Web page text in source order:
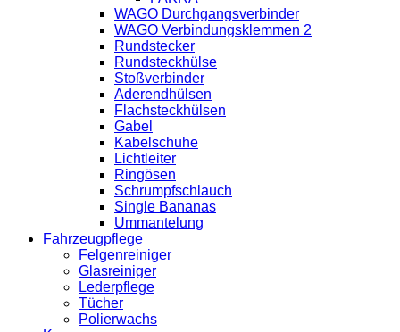
WAGO Durchgangsverbinder
WAGO Verbindungsklemmen 2
Rundstecker
Rundsteckhülse
Stoßverbinder
Aderendhülsen
Flachsteckhülsen
Gabel
Kabelschuhe
Lichtleiter
Ringösen
Schrumpfschlauch
Single Bananas
Ummantelung
Fahrzeugpflege
Felgenreiniger
Glasreiniger
Lederpflege
Tücher
Polierwachs